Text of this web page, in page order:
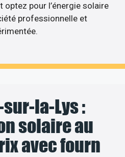
pour l’énergie solaire
professionnelle et
la-Lys :
solaire au
avec fourn